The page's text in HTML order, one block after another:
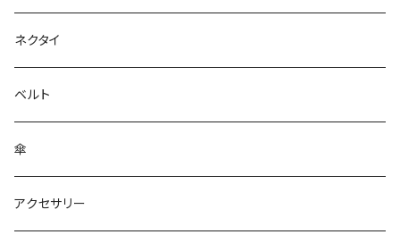
ネクタイ
ベルト
傘
アクセサリー